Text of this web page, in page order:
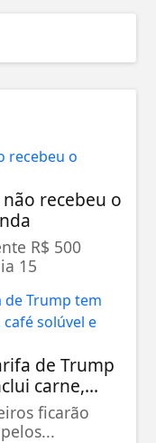
recebeu o
R$ 500
15
de Trump
carne,...
ficarão